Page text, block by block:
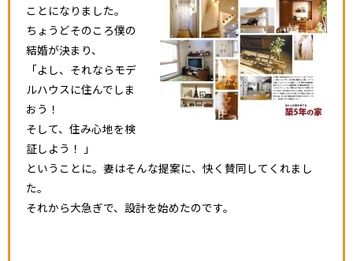
ことになりました。
ちょうどそのころ僕の
結婚が決まり、
「よし、それならモデ
ルハウスに住んでしま
おう！
そして、住み心地を検
証しよう！ 」
ということに。妻はそんな提案に、快く賛同してくれまし
た。
それから大急ぎで、設計を始めたのです。